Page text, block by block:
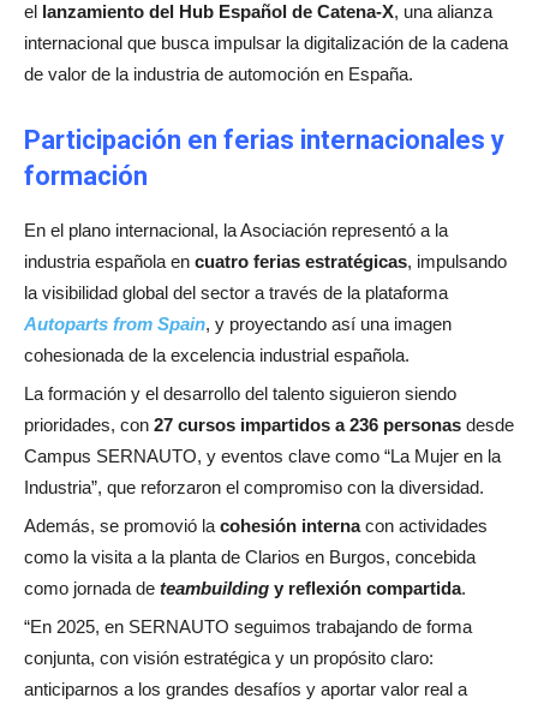
el lanzamiento del Hub Español de Catena-X, una alianza
internacional que busca impulsar la digitalización de la cadena
de valor de la industria de automoción en España.
Participación en ferias internacionales y
formación
En el plano internacional, la Asociación representó a la
industria española en cuatro ferias estratégicas, impulsando
la visibilidad global del sector a través de la plataforma
Autoparts from Spain, y proyectando así una imagen
cohesionada de la excelencia industrial española.
La formación y el desarrollo del talento siguieron siendo
prioridades, con 27 cursos impartidos a 236 personas desde
Campus SERNAUTO, y eventos clave como “La Mujer en la
Industria”, que reforzaron el compromiso con la diversidad.
Además, se promovió la cohesión internacon actividades
como la visita a la planta de Clarios en Burgos, concebida
como jornada de teambuilding y reflexión compartida.
“En 2025, en SERNAUTO seguimos trabajando de forma
conjunta, con visión estratégica y un propósito claro:
anticiparnos a los grandes desafíos y aportar valor real a